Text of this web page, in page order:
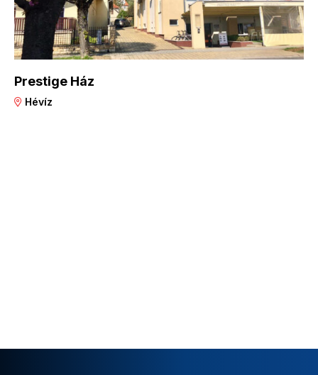
Prestige Ház
Hévíz